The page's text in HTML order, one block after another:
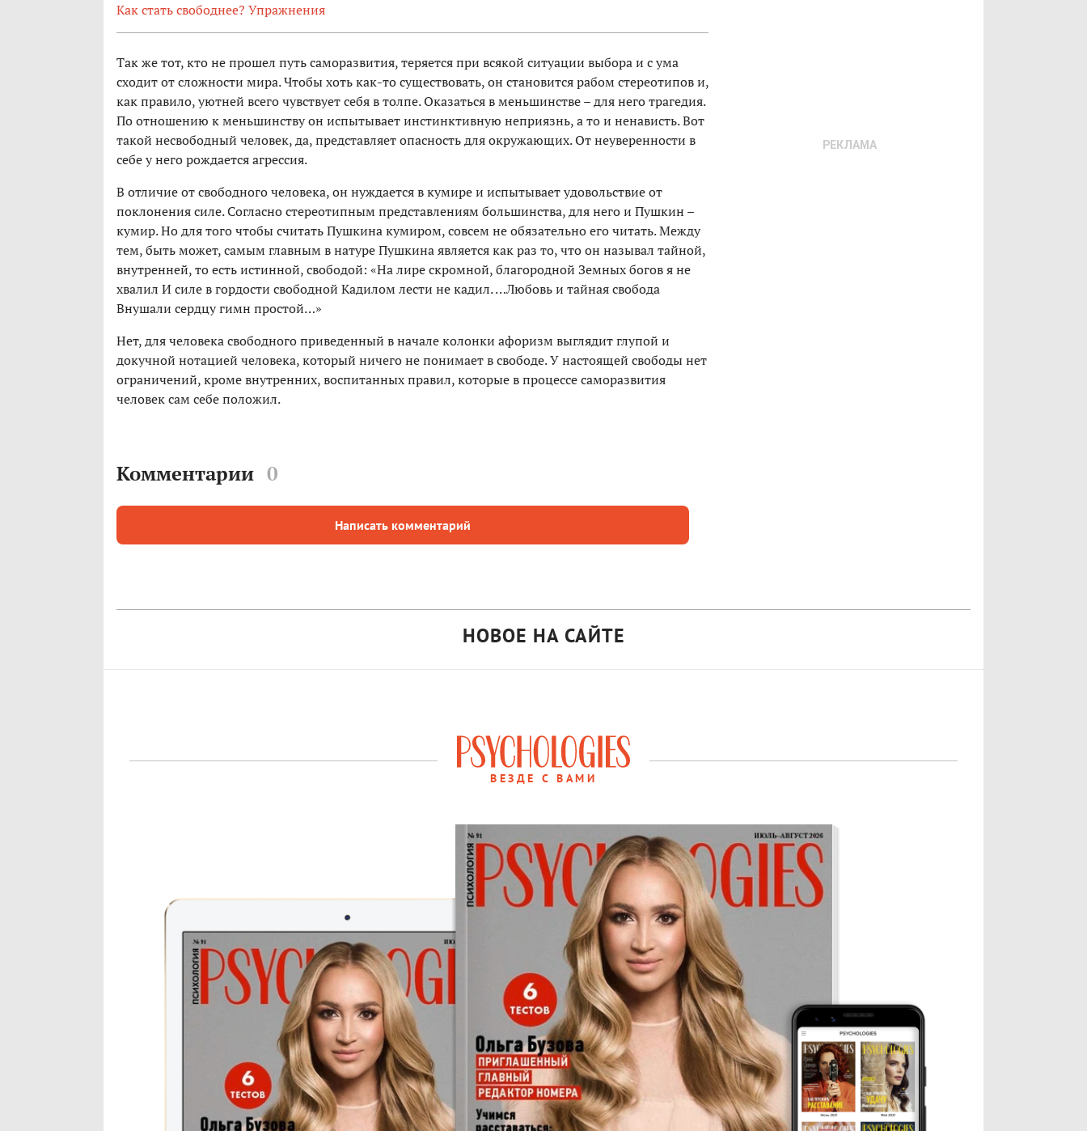
Как стать свободнее? Упражнения
Так же тот, кто не прошел путь саморазвития, теряется при всякой ситуации выбора и с ума
сходит от сложности мира. Чтобы хоть как-то существовать, он становится рабом стереотипов и,
как правило, уютней всего чувствует себя в толпе. Оказаться в меньшинстве – для него трагедия.
По отношению к меньшинству он испытывает инстинктивную неприязнь, а то и ненависть. Вот
такой несвободный человек, да, представляет опасность для окружающих. От неуверенности в
себе у него рождается агрессия.
В отличие от свободного человека, он нуждается в кумире и испытывает удовольствие от
поклонения силе. Согласно стереотипным представлениям большинства, для него и Пушкин –
кумир. Но для того чтобы считать Пушкина кумиром, совсем не обязательно его читать. Между
тем, быть может, самым главным в натуре Пушкина является как раз то, что он называл тайной,
внутренней, то есть истинной, свободой: «На лире скромной, благородной Земных богов я не
хвалил И силе в гордости свободной Кадилом лести не кадил. …Любовь и тайная свобода
Внушали сердцу гимн простой…»
Нет, для человека свободного приведенный в начале колонки афоризм выглядит глупой и
докучной нотацией человека, который ничего не понимает в свободе. У настоящей свободы нет
ограничений, кроме внутренних, воспитанных правил, которые в процессе саморазвития
человек сам себе положил.
Комментарии 0
Написать комментарий
НОВОЕ НА САЙТЕ
ВЕЗДЕ С ВАМИ